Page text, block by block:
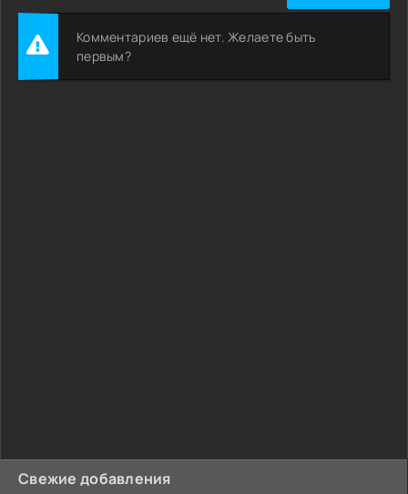
Свежие добавления
Комментариев ещё нет. Желаете быть
первым?